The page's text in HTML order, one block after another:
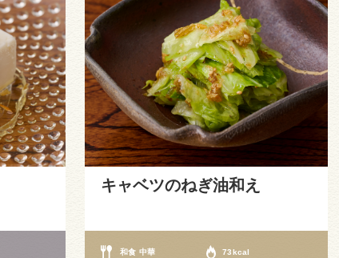
キャベツのねぎ油和え
和食 中華 73kcal